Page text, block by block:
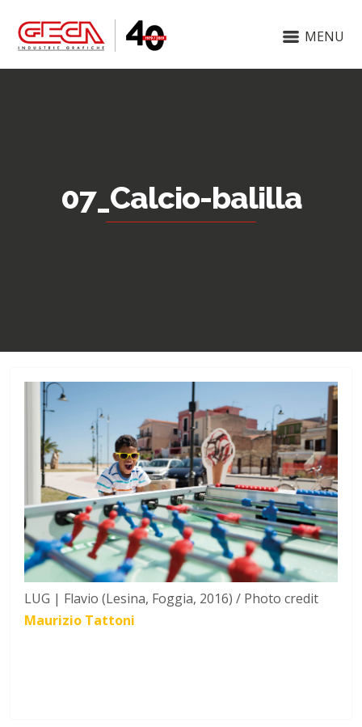
MENU
07_Calcio-balilla
LUG | Flavio (Lesina, Foggia, 2016) / Photo credit
Maurizio Tattoni